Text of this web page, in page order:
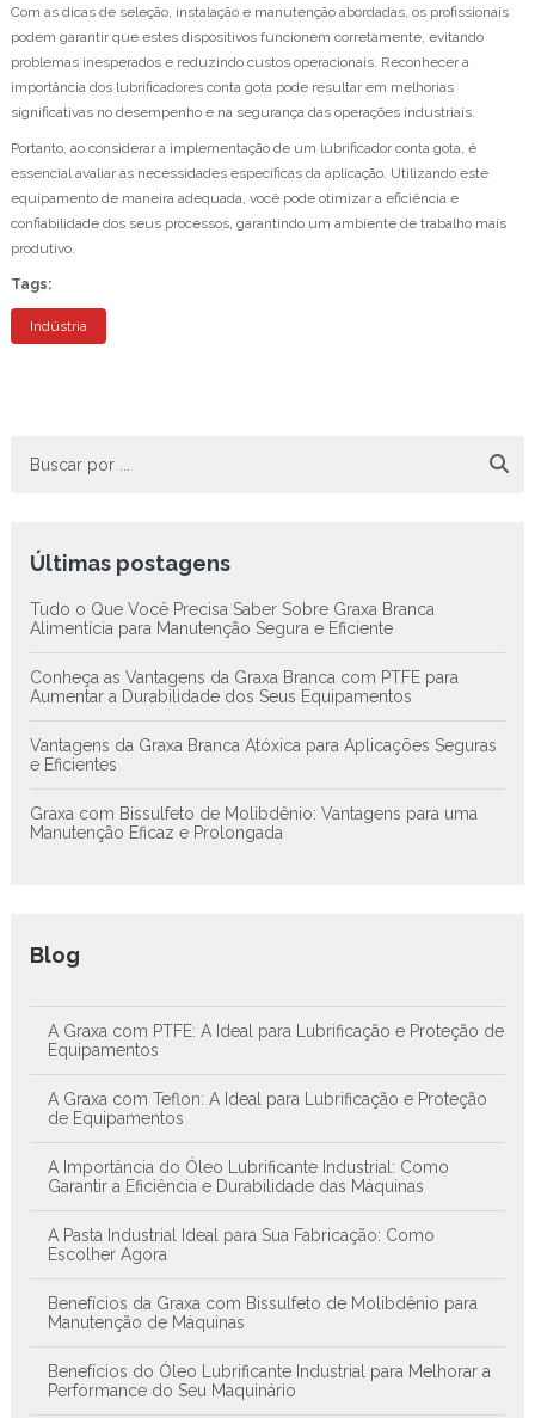
Com as dicas de seleção, instalação e manutenção abordadas, os profissionais
podem garantir que estes dispositivos funcionem corretamente, evitando
problemas inesperados e reduzindo custos operacionais. Reconhecer a
importância dos lubrificadores conta gota pode resultar em melhorias
significativas no desempenho e na segurança das operações industriais.
Portanto, ao considerar a implementação de um lubrificador conta gota, é
essencial avaliar as necessidades específicas da aplicação. Utilizando este
equipamento de maneira adequada, você pode otimizar a eficiência e
confiabilidade dos seus processos, garantindo um ambiente de trabalho mais
produtivo.
Tags:
Indústria
Últimas postagens
Tudo o Que Você Precisa Saber Sobre Graxa Branca
Alimentícia para Manutenção Segura e Eficiente
Conheça as Vantagens da Graxa Branca com PTFE para
Aumentar a Durabilidade dos Seus Equipamentos
Vantagens da Graxa Branca Atóxica para Aplicações Seguras
e Eficientes
Graxa com Bissulfeto de Molibdênio: Vantagens para uma
Manutenção Eficaz e Prolongada
Blog
A Graxa com PTFE: A Ideal para Lubrificação e Proteção de
Equipamentos
A Graxa com Teflon: A Ideal para Lubrificação e Proteção
de Equipamentos
A Importância do Óleo Lubrificante Industrial: Como
Garantir a Eficiência e Durabilidade das Máquinas
A Pasta Industrial Ideal para Sua Fabricação: Como
Escolher Agora
Benefícios da Graxa com Bissulfeto de Molibdênio para
Manutenção de Máquinas
Benefícios do Óleo Lubrificante Industrial para Melhorar a
Performance do Seu Maquinário